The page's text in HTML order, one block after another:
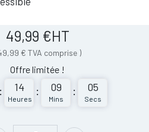
49,99 €HT
€ TVA comprise )
Offre limitée !
: 14
Heures
: 09
Mins
: 05
Secs